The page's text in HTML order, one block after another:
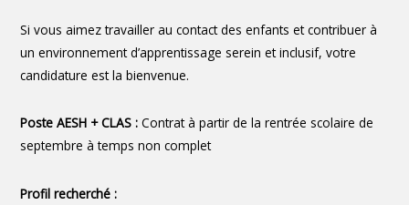
Si vous aimez travailler au contact des enfants et contribuer à
un environnement d’apprentissage serein et inclusif, votre
candidature est la bienvenue.
Poste AESH + CLAS :Contrat à partir de la rentrée scolaire de
septembre à temps non complet
Profil recherché :